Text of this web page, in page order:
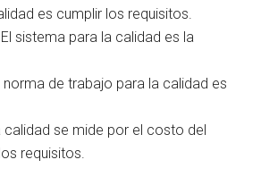
es cumplir los requisitos.
El sistema para la calidad es la
norma de trabajo para la calidad es
calidad se mide por el costo del
requisitos.